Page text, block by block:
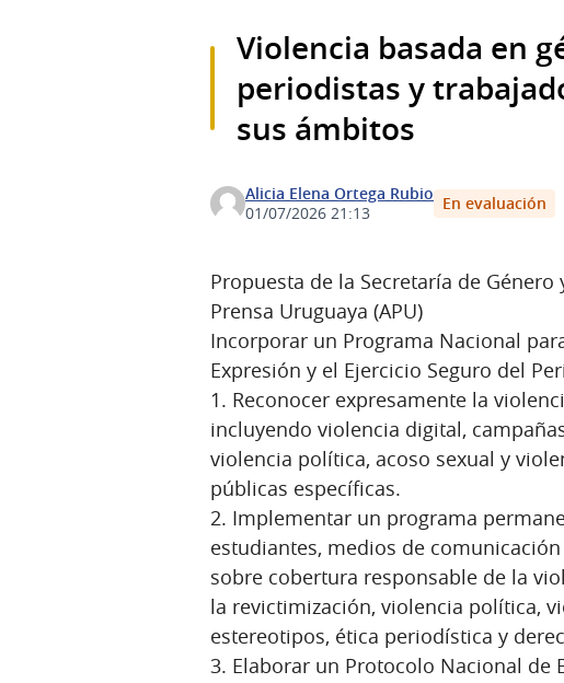
Violencia basada en
periodistas y
sus ámbitos
Alicia Elena Ortega Rubio
01/07/2026 21:13
En evaluación
Propuesta de la Secretaría de
Prensa Uruguaya (APU)
Incorporar un Programa Nacional
Expresión y el Ejercicio Seguro del
1. Reconocer expresamente la
incluyendo violencia digital,
violencia política, acoso sexual y
públicas específicas.
2. Implementar un programa
estudiantes, medios de
sobre cobertura responsable de la
la revictimización, violencia política,
estereotipos, ética periodística y
3. Elaborar un Protocolo Nacional de